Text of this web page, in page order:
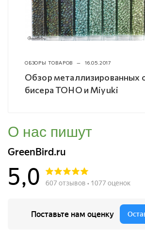
ОБЗОРЫ ТОВАРОВ — 16.05.2017
Обзор металлизированных
бисера TOHO и Miyuki
О нас пишут